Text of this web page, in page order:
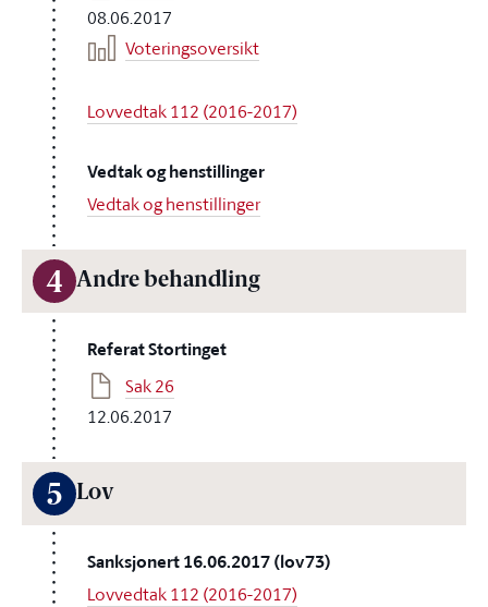
08.06.2017
Voteringsoversikt
Lovvedtak 112 (2016-2017)
Vedtak og henstillinger
Vedtak og henstillinger
4 Andre behandling
Referat Stortinget
Sak 26
12.06.2017
5 Lov
Sanksjonert 16.06.2017 (lov73)
Lovvedtak 112 (2016-2017)